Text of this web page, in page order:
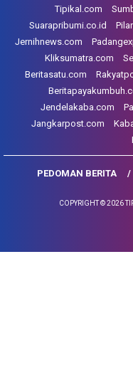
Tipikal.com
Suarapribumi.co.id
Jernihnews.com
Kliksumatra.com
Beritasatu.com
Jendelakaba.com
Jangkarpost.com
PEDOMAN BERITA
COPYRIGHT © 2026